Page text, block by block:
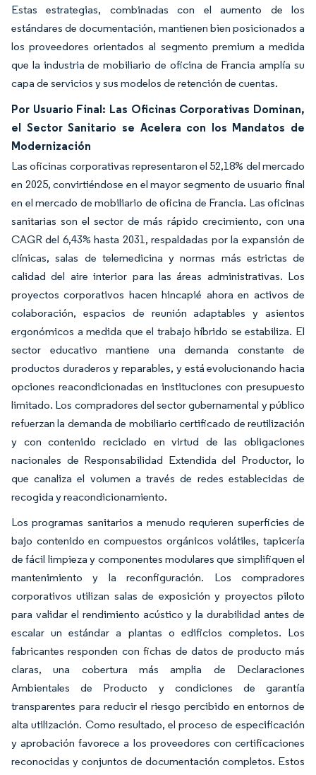
Estas estrategias, combinadas con el aumento de los
estándares de documentación, mantienen bien posicionados a
los proveedores orientados al segmento premium a medida
que la industria de mobiliario de oficina de Francia amplía su
capa de servicios y sus modelos de retención de cuentas.
Por Usuario Final: Las Oficinas Corporativas Dominan,
el Sector Sanitario se Acelera con los Mandatos de
Modernización
Las oficinas corporativas representaron el 52,18% del mercado
en 2025, convirtiéndose en el mayor segmento de usuario final
en el mercado de mobiliario de oficina de Francia. Las oficinas
sanitarias son el sector de más rápido crecimiento, con una
CAGR del 6,43% hasta 2031, respaldadas por la expansión de
clínicas, salas de telemedicina y normas más estrictas de
calidad del aire interior para las áreas administrativas. Los
proyectos corporativos hacen hincapié ahora en activos de
colaboración, espacios de reunión adaptables y asientos
ergonómicos a medida que el trabajo híbrido se estabiliza. El
sector educativo mantiene una demanda constante de
productos duraderos y reparables, y está evolucionando hacia
opciones reacondicionadas en instituciones con presupuesto
limitado. Los compradores del sector gubernamental y público
refuerzan la demanda de mobiliario certificado de reutilización
y con contenido reciclado en virtud de las obligaciones
nacionales de Responsabilidad Extendida del Productor, lo
que canaliza el volumen a través de redes establecidas de
recogida y reacondicionamiento.
Los programas sanitarios a menudo requieren superficies de
bajo contenido en compuestos orgánicos volátiles, tapicería
de fácil limpieza y componentes modulares que simplifiquen el
mantenimiento y la reconfiguración. Los compradores
corporativos utilizan salas de exposición y proyectos piloto
para validar el rendimiento acústico y la durabilidad antes de
escalar un estándar a plantas o edificios completos. Los
fabricantes responden con fichas de datos de producto más
claras, una cobertura más amplia de Declaraciones
Ambientales de Producto y condiciones de garantía
transparentes para reducir el riesgo percibido en entornos de
alta utilización. Como resultado, el proceso de especificación
y aprobación favorece a los proveedores con certificaciones
reconocidas y conjuntos de documentación completos. Estos